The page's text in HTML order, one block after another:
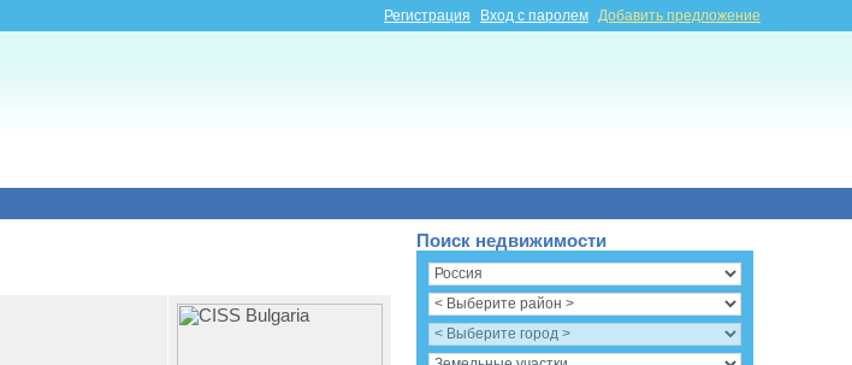
Регистрация Вход с паролем Добавить предложение
Поиск недвижимости